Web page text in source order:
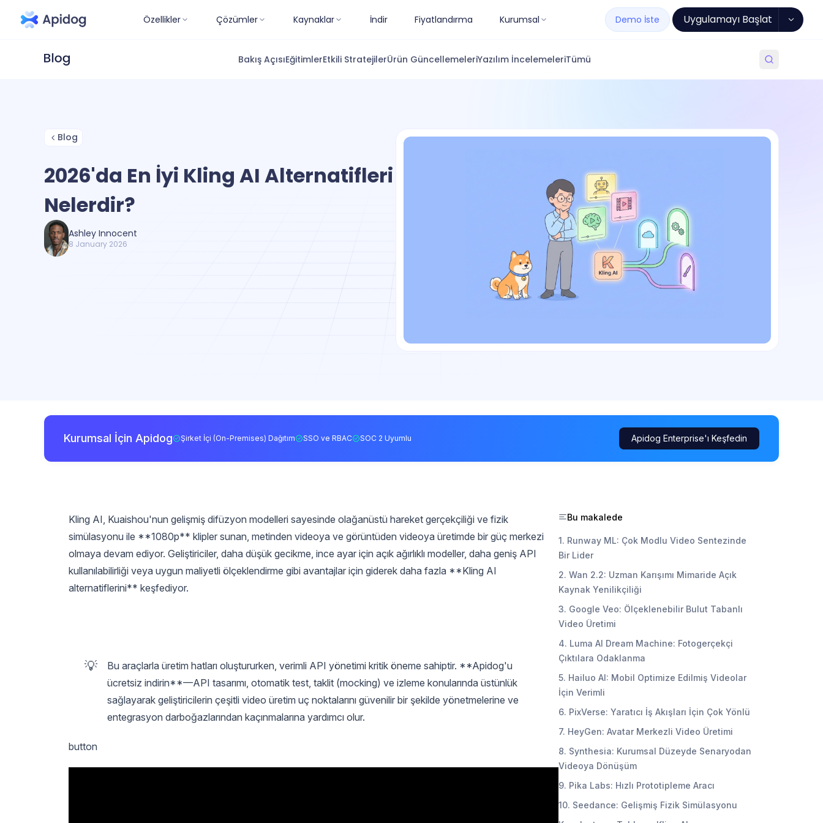
Özellikler Çözümler Kaynaklar İndir Fiyatlandırma Kurumsal Demo İste Uygulamayı Başlat
Bakış AçısıEğitimlerEtkili StratejilerÜrün GüncellemeleriYazılım İncelemeleriTümü
Blog
2026'da En İyi Kling AI Alternatifleri
Nelerdir?
Ashley Innocent
8 January 2026
Kurumsal İçin Apidog Şirket İçi (On-Premises) Dağıtım SSO ve RBAC SOC 2 Uyumlu Apidog Enterprise'ı Keşfedin
Kling AI, Kuaishou'nun gelişmiş difüzyon modelleri sayesinde olağanüstü hareket gerçekçiliği ve fizik
simülasyonu ile **1080p** klipler sunan, metinden videoya ve görüntüden videoya üretimde bir güç merkezi
olmaya devam ediyor. Geliştiriciler, daha düşük gecikme, ince ayar için açık ağırlıklı modeller, daha geniş API
kullanılabilirliği veya uygun maliyetli ölçeklendirme gibi avantajlar için giderek daha fazla **Kling AI
alternatiflerini** keşfediyor.
💡
Bu araçlarla üretim hatları oluştururken, verimli API yönetimi kritik öneme sahiptir. **Apidog'u
ücretsiz indirin**—API tasarımı, otomatik test, taklit (mocking) ve izleme konularında üstünlük
sağlayarak geliştiricilerin çeşitli video üretim uç noktalarını güvenilir bir şekilde yönetmelerine ve
entegrasyon darboğazlarından kaçınmalarına yardımcı olur.
button
Bu makalede
1. Runway ML: Çok Modlu Video Sentezinde
Bir Lider
2. Wan 2.2: Uzman Karışımı Mimaride Açık
Kaynak Yenilikçiliği
3. Google Veo: Ölçeklenebilir Bulut Tabanlı
Video Üretimi
4. Luma AI Dream Machine: Fotogerçekçi
Çıktılara Odaklanma
5. Hailuo AI: Mobil Optimize Edilmiş Videolar
İçin Verimli
6. PixVerse: Yaratıcı İş Akışları İçin Çok Yönlü
7. HeyGen: Avatar Merkezli Video Üretimi
8. Synthesia: Kurumsal Düzeyde Senaryodan
Videoya Dönüşüm
9. Pika Labs: Hızlı Prototipleme Aracı
10. Seedance: Gelişmiş Fizik Simülasyonu